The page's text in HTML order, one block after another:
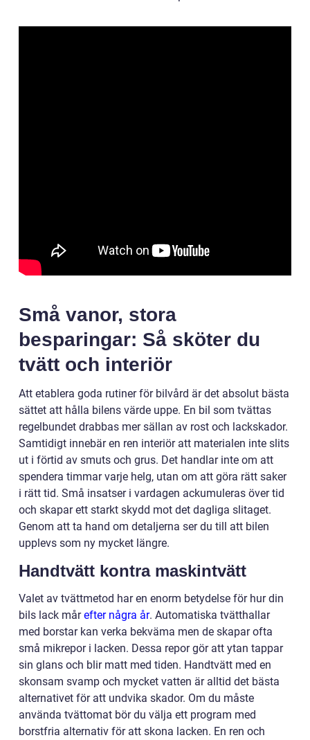
Små vanor, stora
besparingar: Så sköter du
tvätt och interiör
Att etablera goda rutiner för bilvård är det absolut bästa
sättet att hålla bilens värde uppe. En bil som tvättas
regelbundet drabbas mer sällan av rost och lackskador.
Samtidigt innebär en ren interiör att materialen inte slits
ut i förtid av smuts och grus. Det handlar inte om att
spendera timmar varje helg, utan om att göra rätt saker
i rätt tid. Små insatser i vardagen ackumuleras över tid
och skapar ett starkt skydd mot det dagliga slitaget.
Genom att ta hand om detaljerna ser du till att bilen
upplevs som ny mycket längre.
Handtvätt kontra maskintvätt
Valet av tvättmetod har en enorm betydelse för hur din
bils lack mårefter några år. Automatiska tvätthallar
med borstar kan verka bekväma men de skapar ofta
små mikrepor i lacken. Dessa repor gör att ytan tappar
sin glans och blir matt med tiden. Handtvätt med en
skonsam svamp och mycket vatten är alltid det bästa
alternativet för att undvika skador. Om du måste
använda tvättomat bör du välja ett program med
borstfria alternativ för att skona lacken. En ren och